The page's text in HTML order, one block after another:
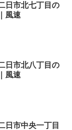
日市北七丁目の
風速
日市北八丁目の
風速
日市中央一丁目